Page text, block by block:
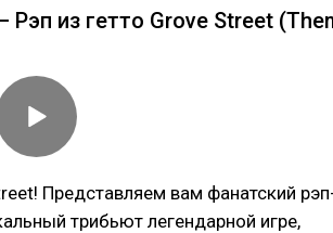
Рэп из гетто Grove Street
Представляем вам фанатский
трибьют легендарной игре,